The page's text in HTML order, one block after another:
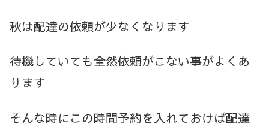
秋は配達の依頼が少なくなります
待機していても全然依頼がこない事がよくあ
ります
そんな時にこの時間予約を入れておけば配達